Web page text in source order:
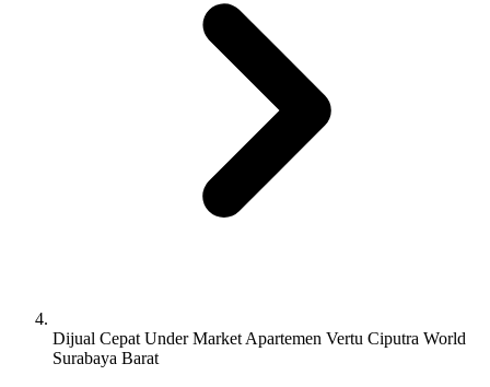
Dijual Cepat Under Market Apartemen Vertu Ciputra World
Surabaya Barat